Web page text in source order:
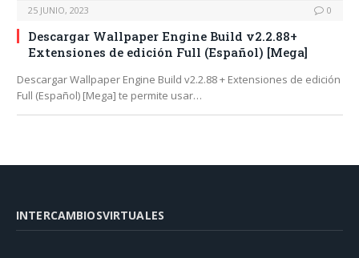
25 JUNIO, 2023 0
Descargar Wallpaper Engine Build v2.2.88+
Extensiones de edición Full (Español) [Mega]
Descargar Wallpaper Engine Build v2.2.88 + Extensiones de edición
Full (Español) [Mega] te permite usar…
INTERCAMBIOSVIRTUALES